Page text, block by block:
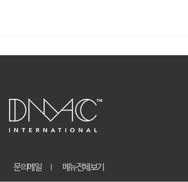
문의메일 메뉴전체보기